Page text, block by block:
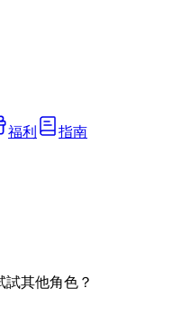
福利 指南
其他角色？